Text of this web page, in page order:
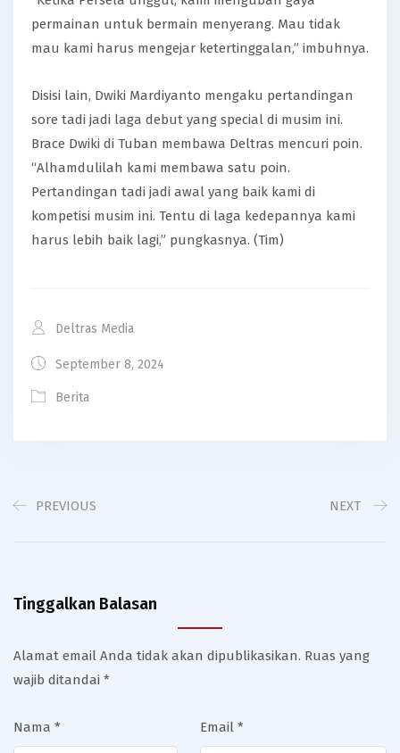
permainan untuk bermain menyerang. Mau tidak
mau kami harus mengejar ketertinggalan,” imbuhnya.
Disisi lain, Dwiki Mardiyanto mengaku pertandingan
sore tadi jadi laga debut yang special di musim ini.
Brace Dwiki di Tuban membawa Deltras mencuri poin.
“Alhamdulilah kami membawa satu poin.
Pertandingan tadi jadi awal yang baik kami di
kompetisi musim ini. Tentu di laga kedepannya kami
harus lebih baik lagi,” pungkasnya. (Tim)
Deltras Media
September 8, 2024
Berita
PREVIOUS NEXT
Tinggalkan Balasan
Alamat email Anda tidak akan dipublikasikan. Ruas yang
wajib ditandai *
Nama * Email *